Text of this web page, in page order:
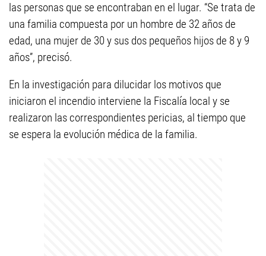
las personas que se encontraban en el lugar. “Se trata de
una familia compuesta por un hombre de 32 años de
edad, una mujer de 30 y sus dos pequeños hijos de 8 y 9
años”, precisó.
En la investigación para dilucidar los motivos que
iniciaron el incendio interviene la Fiscalía local y se
realizaron las correspondientes pericias, al tiempo que
se espera la evolución médica de la familia.